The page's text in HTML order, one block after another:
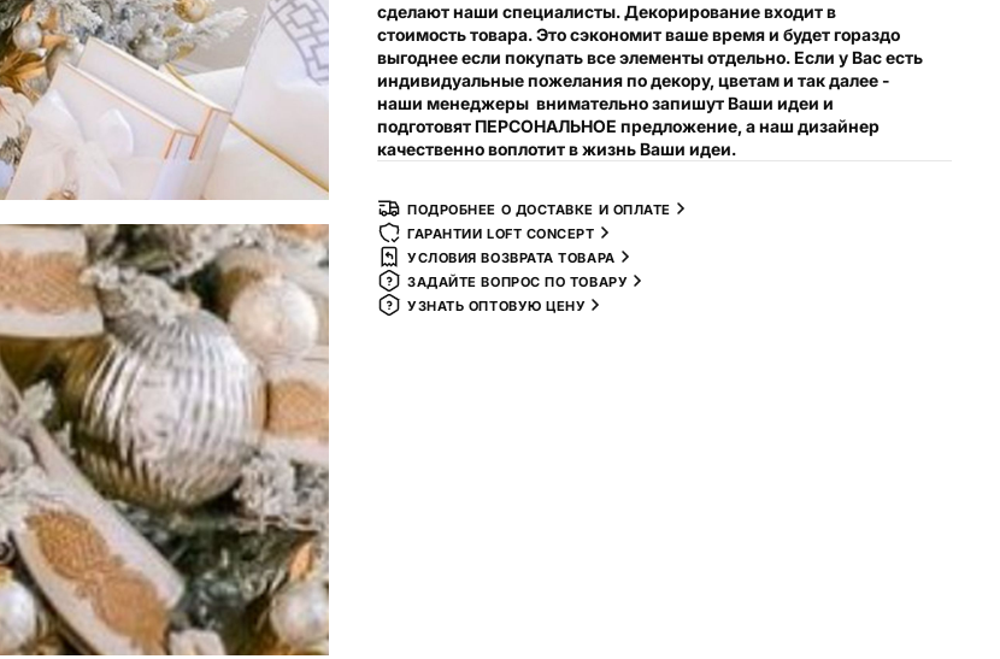
сделают наши специалисты. Декорирование входит в
стоимость товара. Это сэкономит ваше время и будет гораздо
выгоднее если покупать все элементы отдельно.Если у Вас есть
индивидуальные пожелания по декору, цветам и так далее -
наши менеджеры внимательно запишут Ваши идеи и
подготовят ПЕРСОНАЛЬНОЕ предложение, а наш дизайнер
качественно воплотит в жизнь Ваши идеи.
ПОДРОБНЕЕ О ДОСТАВКЕ И ОПЛАТЕ
ГАРАНТИИ LOFT CONCEPT
УСЛОВИЯ ВОЗВРАТА ТОВАРА
ЗАДАЙТЕ ВОПРОС ПО ТОВАРУ
УЗНАТЬ ОПТОВУЮ ЦЕНУ